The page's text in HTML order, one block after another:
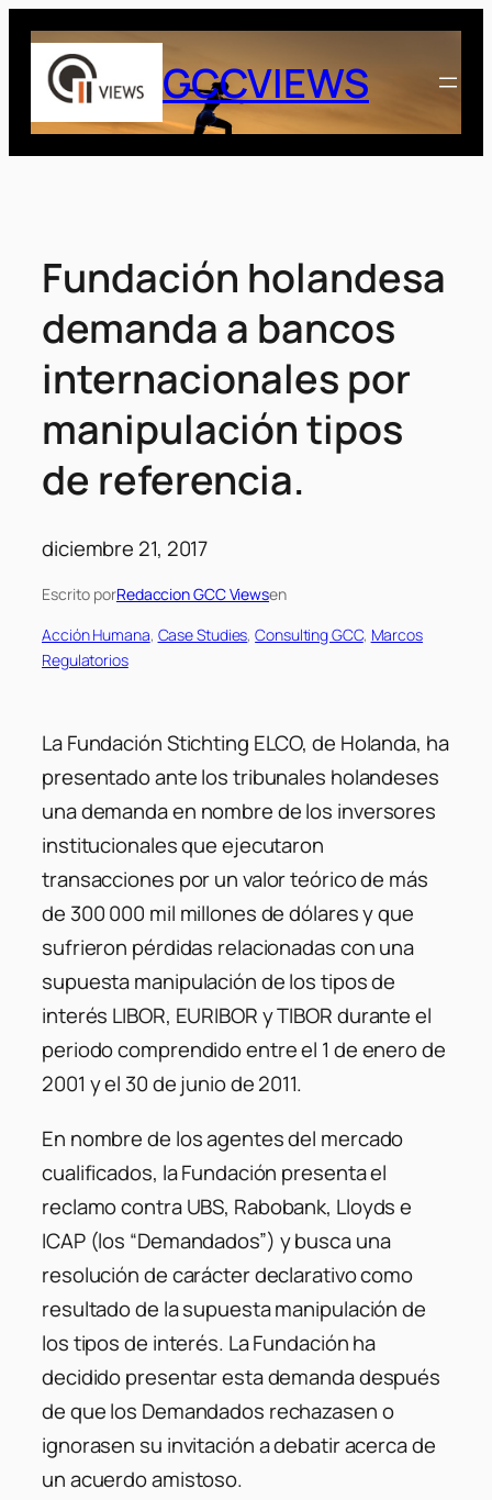
Saltar
contenido
GCCVIEWS
Fundación holandesa
demanda a bancos
internacionales por
manipulación tipos
de referencia.
diciembre 21, 2017
Escrito porRedaccion GCC Viewsen
Acción Humana, Case Studies, Consulting GCC, Marcos
Regulatorios
La Fundación Stichting ELCO, de Holanda, ha
presentado ante los tribunales holandeses
una demanda en nombre de los inversores
institucionales que ejecutaron
transacciones por un valor teórico de más
de 300 000 mil millones de dólares y que
sufrieron pérdidas relacionadas con una
supuesta manipulación de los tipos de
interés LIBOR, EURIBOR y TIBOR durante el
periodo comprendido entre el 1 de enero de
2001 y el 30 de junio de 2011.
En nombre de los agentes del mercado
cualificados, la Fundación presenta el
reclamo contra UBS, Rabobank, Lloyds e
ICAP (los “Demandados”) y busca una
resolución de carácter declarativo como
resultado de la supuesta manipulación de
los tipos de interés. La Fundación ha
decidido presentar esta demanda después
de que los Demandados rechazasen o
ignorasen su invitación a debatir acerca de
un acuerdo amistoso.